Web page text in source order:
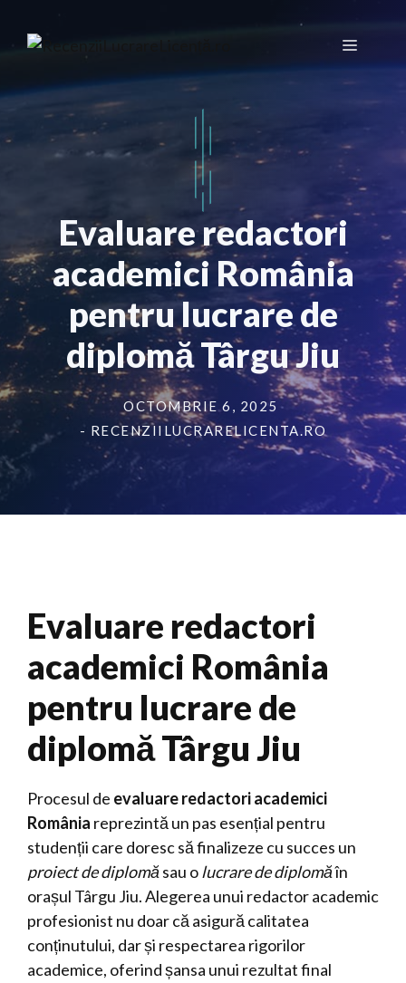
Meniu
Evaluare redactori
academici România
pentru lucrare de
diplomă Târgu Jiu
OCTOMBRIE 6, 2025
- RECENZIILUCRARELICENTA.RO
Evaluare redactori
academici România
pentru lucrare de
diplomă Târgu Jiu
Procesul de evaluare redactori academici
România reprezintă un pas esențial pentru
studenții care doresc să finalizeze cu succes un
proiect de diplomă sau olucrare de diplomăîn
orașul Târgu Jiu. Alegerea unui redactor academic
profesionist nu doar că asigură calitatea
conținutului, dar și respectarea rigorilor
academice, oferind șansa unui rezultat final